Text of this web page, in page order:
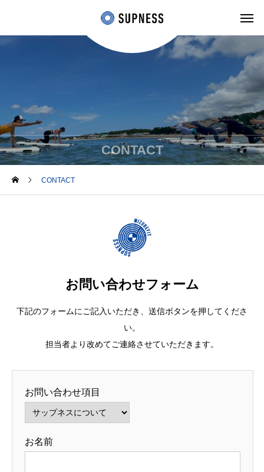
CONTACT
CONTACT
お問い合わせフォーム
下記のフォームにご記入いただき、送信ボタンを押してくださ
い。
担当者より改めてご連絡させていただきます。
お問い合わせ項目
お名前